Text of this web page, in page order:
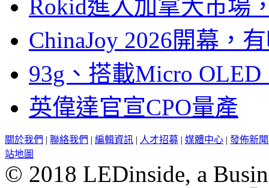
Rokid進入加拿大市場
ChinaJoy 2026開幕，
93g、搭載Micro
英偉達官宣CPO量產
關於我們 | 聯絡我們 | 編輯資訊 | 人才招募 | 媒體中心 | 發佈新
站地圖
© 2018 LEDinside, a